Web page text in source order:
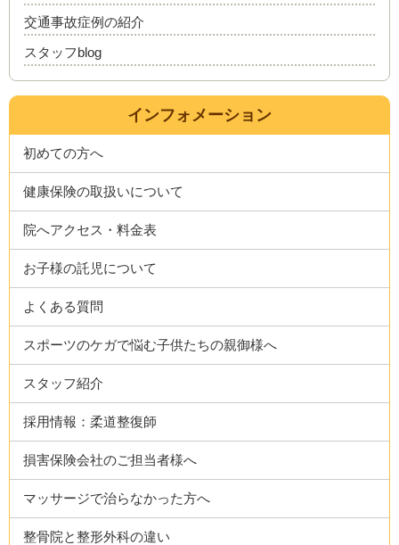
交通事故症例の紹介
スタッフblog
インフォメーション
初めての方へ
健康保険の取扱いについて
院へアクセス・料金表
お子様の託児について
よくある質問
スポーツのケガで悩む子供たちの親御様へ
スタッフ紹介
採用情報：柔道整復師
損害保険会社のご担当者様へ
マッサージで治らなかった方へ
整骨院と整形外科の違い